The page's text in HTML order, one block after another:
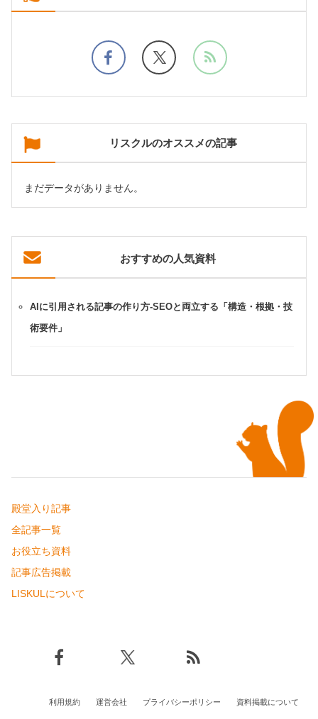
リスクルのオススメの記事
まだデータがありません。
おすすめの人気資料
AIに引用される記事の作り方-SEOと両立する「構造・根拠・技
術要件」
殿堂入り記事
全記事一覧
お役立ち資料
記事広告掲載
LISKULについて
利用規約 運営会社 プライバシーポリシー 資料掲載について